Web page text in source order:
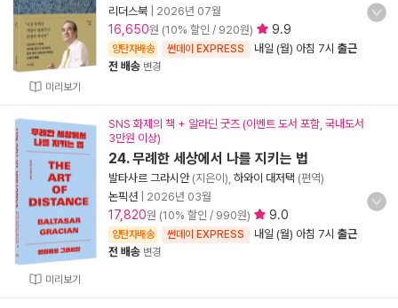
미리보기
리더스북
2026년 07월
16,650원 (10% 할인 / 920원) 9.9
양탄자배송 썬데이 EXPRESS 내일 (월) 아침 7시 출근
전 배송 변경
미리보기
SNS 화제의 책 + 알라딘 굿즈 (이벤트 도서 포함, 국내도서
3만원 이상)
24. 무례한 세상에서 나를 지키는 법
발타사르 그라시안(지은이), 하와이 대저택 (편역)
논픽션
2026년 03월
17,820원 (10% 할인 / 990원) 9.0
양탄자배송 썬데이 EXPRESS 내일 (월) 아침 7시 출근
전 배송 변경